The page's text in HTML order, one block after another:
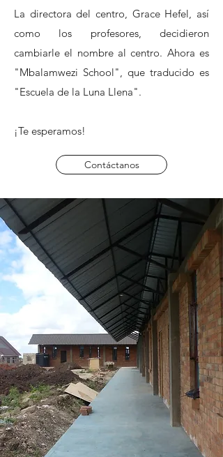
La directora del centro, Grace Hefel, así
como los profesores, decidieron
cambiarle el nombre al centro. Ahora es
"Mbalamwezi School", que traducido es
"Escuela de la Luna Llena".
¡Te esperamos!
Contáctanos